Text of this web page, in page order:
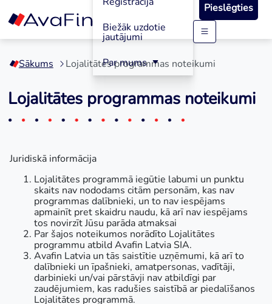
content
Biežāk uzdotie
jautājumi
Par mums
Pieslēgties
Sākums Lojalitātes programmas noteikumi
Lojalitātes programmas noteikumi
Juridiskā informācija
Lojalitātes programmā iegūtie labumi un punktu
skaits nav nododams citām personām, kas nav
programmas dalībnieki, un to nav iespējams
apmainīt pret skaidru naudu, kā arī nav iespējams
tos novirzīt Jūsu parāda atmaksai
Par šajos noteikumos norādīto Lojalitātes
programmu atbild Avafin Latvia SIA.
Avafin Latvia un tās saistītie uzņēmumi, kā arī to
dalībnieki un īpašnieki, amatpersonas, vadītāji,
darbinieki un/vai pārstāvji nav atbildīgi par
zaudējumiem, kas radušies saistībā ar piedalīšanos
Lojalitātes programmā.